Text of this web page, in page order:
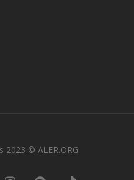
2023 © ALER.ORG